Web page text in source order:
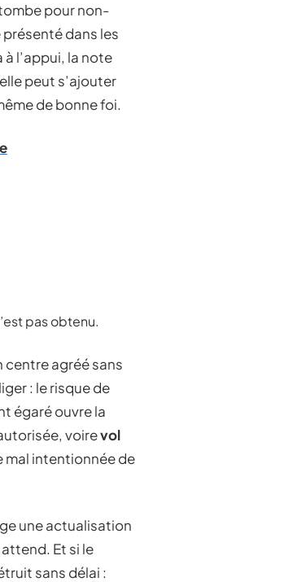
pour non-
dans les
l’appui, la note
peut s’ajouter
de bonne foi.
pas obtenu.
centre agréé sans
: le risque de
égaré ouvre la
voirevol
mal intentionnée de
une actualisation
Et si le
sans délai :